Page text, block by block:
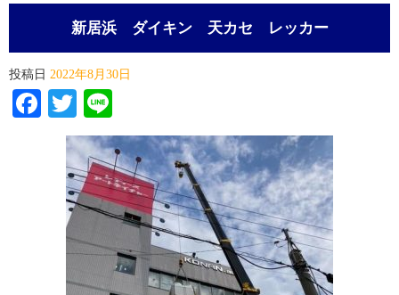
新居浜 ダイキン 天カセ レッカー
投稿日 2022年8月30日
Facebook
Twitter